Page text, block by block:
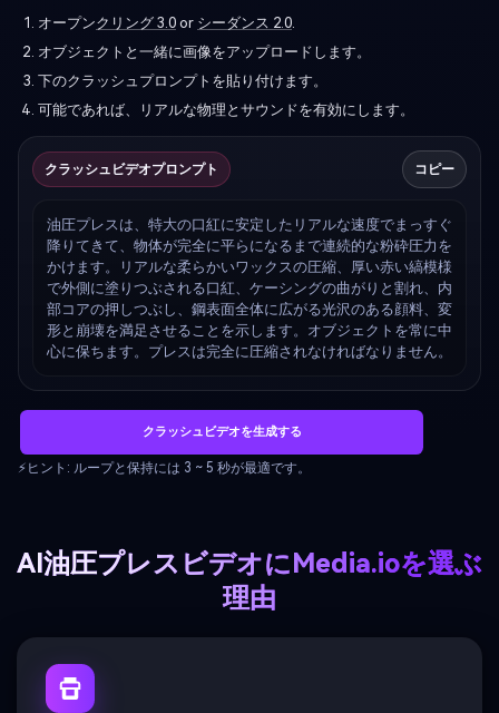
オープンクリング 3.0 or シーダンス 2.0.
オブジェクトと一緒に画像をアップロードします。
下のクラッシュプロンプトを貼り付けます。
可能であれば、リアルな物理とサウンドを有効にします。
クラッシュビデオプロンプト コピー
油圧プレスは、特大の口紅に安定したリアルな速度でまっすぐ
降りてきて、物体が完全に平らになるまで連続的な粉砕圧力を
かけます。リアルな柔らかいワックスの圧縮、厚い赤い縞模様
で外側に塗りつぶされる口紅、ケーシングの曲がりと割れ、内
部コアの押しつぶし、鋼表面全体に広がる光沢のある顔料、変
形と崩壊を満足させることを示します。オブジェクトを常に中
心に保ちます。プレスは完全に圧縮されなければなりません。
クラッシュビデオを生成する
⚡ヒント: ループと保持には 3 ~ 5 秒が最適です。
AI油圧プレスビデオにMedia.ioを選ぶ
理由